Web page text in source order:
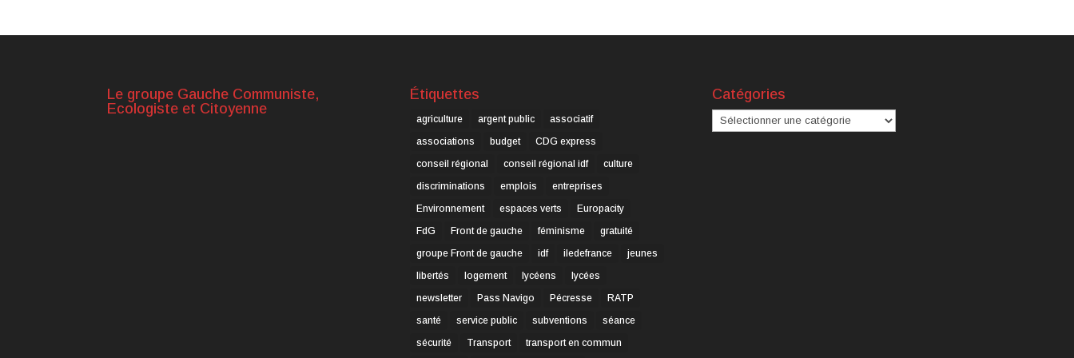
Le groupe Gauche Communiste,
Ecologiste et Citoyenne
Étiquettes
agriculture argent public
associatif
associations
budget
CDG express
conseil régional
conseil régional idf
culture
discriminations
emplois
entreprises
Environnement
espaces verts
Europacity
FdG
Front de gauche féminisme
gratuité
groupe Front de gauche
idf iledefrance
jeunes
libertés
logement lycéens
lycées
newsletter
Pass Navigo Pécresse
RATP
santé
service public subventions
séance
sécurité
Transport transport en commun
Catégories
Catégories